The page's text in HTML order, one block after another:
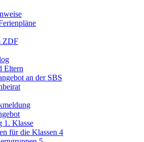
ZDF
Eltern
an der SBS
1. Klasse
für die Klassen 4